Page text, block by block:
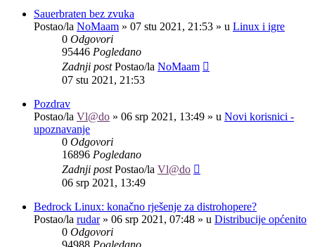
Sauerbraten bez zvuka
Postao/la NoMaam » 07 stu 2021, 21:53 » u Linux i igre
0 Odgovori
95446 Pogledano
Zadnji postPostao/la NoMaam
07 stu 2021, 21:53
Pozdrav
Postao/la Vl@do » 06 srp 2021, 13:49 » u Novi korisnici -
upoznavanje
0 Odgovori
16896 Pogledano
Zadnji postPostao/la Vl@do
06 srp 2021, 13:49
Bedrock Linux: konačno rješenje za distrohopere?
Postao/la rudar» 06 srp 2021, 07:48 » u Distribucije općenito
0 Odgovori
94988 Pogledano